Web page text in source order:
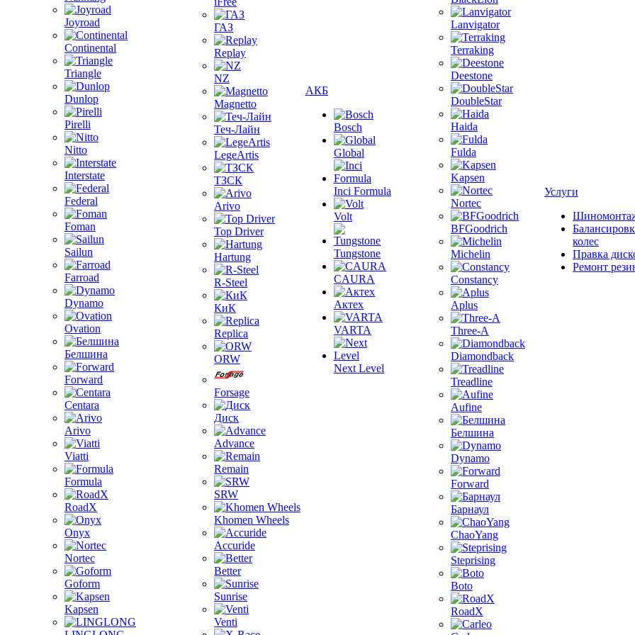
Joyroad
Continental
Triangle
Dunlop
Pirelli
Nitto
Interstate
Federal
Foman
Sailun
Farroad
Dynamo
Ovation
Белшина
Forward
Centara
Arivo
Viatti
Formula
RoadX
Onyx
Nortec
Goform
Kapsen
ГАЗ
Replay
NZ
Magnetto
Теч-Лайн
LegeArtis
ТЗСК
Arivo
Top Driver
Hartung
R-Steel
КиК
Replica
ORW
Forsage
Диск
Advance
Remain
SRW
Khomen Wheels
Accuride
Better
Sunrise
Venti
АКБ
Bosch
Global
Inci Formula
Volt
Tungstone
CAURA
Актех
VARTA
Next Level
Lanvigator
Terraking
Deestone
DoubleStar
Haida
Fulda
Kapsen
Nortec
BFGoodrich
Michelin
Constancy
Aplus
Three-A
Diamondback
Treadline
Aufine
Белшина
Dynamo
Forward
Барнаул
ChaoYang
Steprising
Boto
RoadX
Услуги
колес
Правка
Ремонт